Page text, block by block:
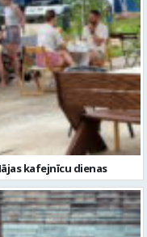
kafejnīcu dienas